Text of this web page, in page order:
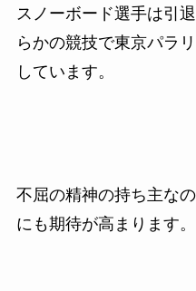
スノーボード選手は引
らかの競技で東京パラ
しています。
不屈の精神の持ち主な
にも期待が高まります。